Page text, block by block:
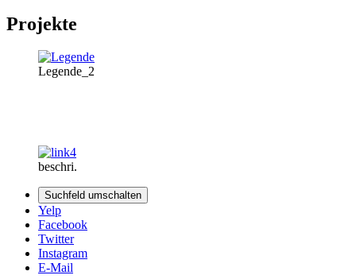
Projekte
Legende_2
beschri.
Suchfeld umschalten
Yelp
Facebook
Twitter
Instagram
E-Mail